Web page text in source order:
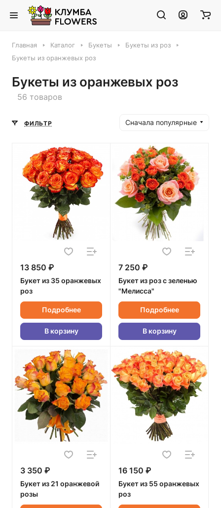
Главная Каталог Букеты
Букеты из роз
Букеты из оранжевых роз
Букеты из оранжевых роз
56 товаров
ФИЛЬТР Сначала популярные
13 850 ₽
Букет из 35 оранжевых
роз
Подробнее
В корзину
7 250 ₽
Букет из роз с зеленью
"Мелисса"
Подробнее
В корзину
3 350 ₽
Букет из 21 оранжевой
розы
16 150 ₽
Букет из 55 оранжевых
роз